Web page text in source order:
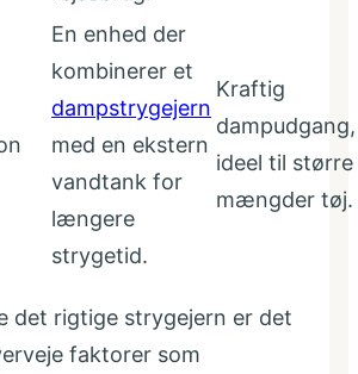
En enhed der
kombinerer et
dampstrygejern
med en ekstern
vandtank for
længere
strygetid.
Kraftig
dampudgang,
ideel til større
mængder tøj.
det rigtige strygejern er det
faktorer som